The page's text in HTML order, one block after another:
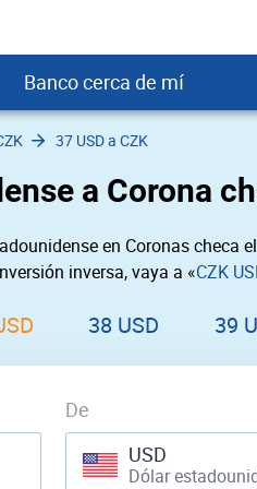
crediticio
Banco cerca de mí
de Mí
Cerca de Mí
de Mí
Cerca de Mí
37 USD a CZK
a Corona
en Coronas checa
inversa, vaya a «CZK
38 USD 39
De
USD
Dólar